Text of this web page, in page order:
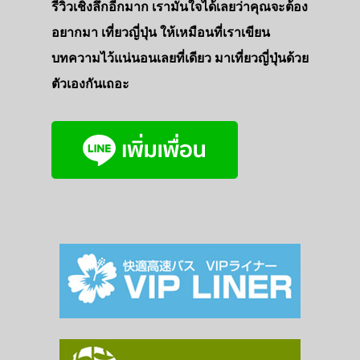
รีวิวเชิงลึกอีกมาก เรามั่นใจได้เลยว่าคุณจะต้อง
อยากมา เที่ยวญี่ปุ่น ให้เหมือนที่เราเขียน
บทความไว้แน่นอนเลยที่เดียว มาเที่ยวญี่ปุ่นด้วย
ตัวเองกันเถอะ